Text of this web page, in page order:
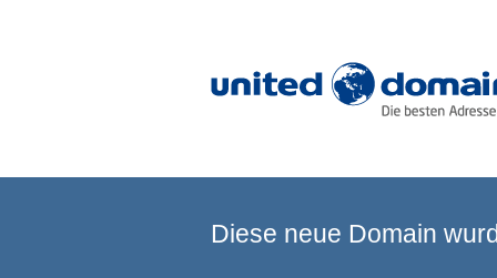
Diese neue Domain